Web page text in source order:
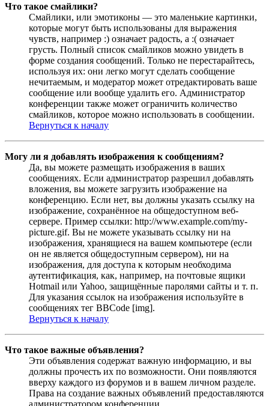
Что такое смайлики?
Смайлики, или эмотиконы — это маленькие картинки,
которые могут быть использованы для выражения
чувств, например :) означает радость, а :( означает
грусть. Полный список смайликов можно увидеть в
форме создания сообщений. Только не перестарайтесь,
используя их: они легко могут сделать сообщение
нечитаемым, и модератор может отредактировать ваше
сообщение или вообще удалить его. Администратор
конференции также может ограничить количество
смайликов, которое можно использовать в сообщении.
Вернуться к началу
Могу ли я добавлять изображения к сообщениям?
Да, вы можете размещать изображения в ваших
сообщениях. Если администратор разрешил добавлять
вложения, вы можете загрузить изображение на
конференцию. Если нет, вы должны указать ссылку на
изображение, сохранённое на общедоступном веб-
сервере. Пример ссылки: http://www.example.com/my-
picture.gif. Вы не можете указывать ссылку ни на
изображения, хранящиеся на вашем компьютере (если
он не является общедоступным сервером), ни на
изображения, для доступа к которым необходима
аутентификация, как, например, на почтовые ящики
Hotmail или Yahoo, защищённые паролями сайты и т. п.
Для указания ссылок на изображения используйте в
сообщениях тег BBCode [img].
Вернуться к началу
Что такое важные объявления?
Эти объявления содержат важную информацию, и вы
должны прочесть их по возможности. Они появляются
вверху каждого из форумов и в вашем личном разделе.
Права на создание важных объявлений предоставляются
администратором конференции.